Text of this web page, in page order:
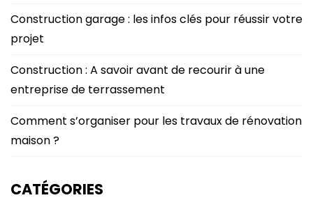
Construction garage : les infos clés pour réussir votre
projet
Construction : A savoir avant de recourir à une
entreprise de terrassement
Comment s’organiser pour les travaux de rénovation
maison ?
CATÉGORIES